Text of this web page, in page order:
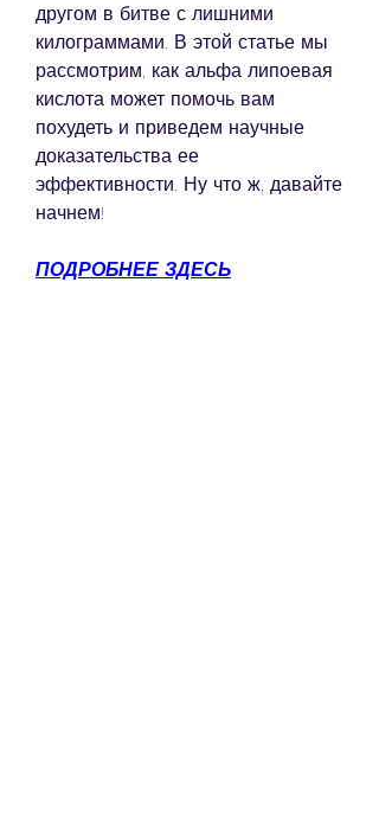
другом в битве с лишними
килограммами. В этой статье мы
рассмотрим, как альфа липоевая
кислота может помочь вам
похудеть и приведем научные
доказательства ее
эффективности. Ну что ж, давайте
начнем!
ПОДРОБНЕЕ ЗДЕСЬ